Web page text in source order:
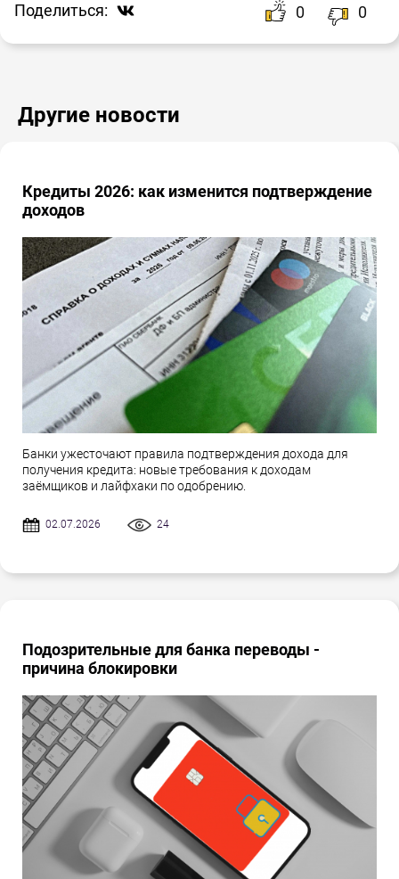
Поделиться: 0 0
Другие новости
Кредиты 2026: как изменится подтверждение
доходов
Банки ужесточают правила подтверждения дохода для
получения кредита: новые требования к доходам
заёмщиков и лайфхаки по одобрению.
02.07.2026 24
Подозрительные для банка переводы -
причина блокировки